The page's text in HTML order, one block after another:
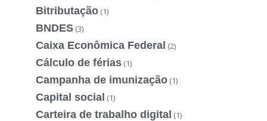
Bitributação (1)
BNDES (3)
Caixa Econômica Federal (2)
Cálculo de férias (1)
Campanha de imunização (1)
Capital social (1)
Carteira de trabalho digital (1)